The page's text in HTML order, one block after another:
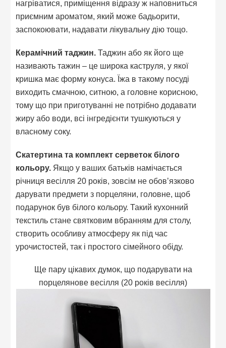
нагріватися, приміщення відразу ж наповниться
приємним ароматом, який може бадьорити,
заспокоювати, надавати лікувальну дію тощо.
Керамічний таджин. Таджин або як його ще
називають тажин – це широка каструля, у якої
кришка має форму конуса. Їжа в такому посуді
виходить смачною, ситною, а головне корисною,
тому що при приготуванні не потрібно додавати
жиру або води, всі інгредієнти тушкуються у
власному соку.
Скатертина та комплект серветок білого
кольору. Якщо у ваших батьків намічається
річниця весілля 20 років, зовсім не обов’язково
дарувати предмети з порцеляни, головне, щоб
подарунок був білого кольору. Такий кухонний
текстиль стане святковим вбранням для столу,
створить особливу атмосферу як під час
урочистостей, так і простого сімейного обіду.
Ще пару цікавих думок, що подарувати на
порцелянове весілля (20 років весілля)